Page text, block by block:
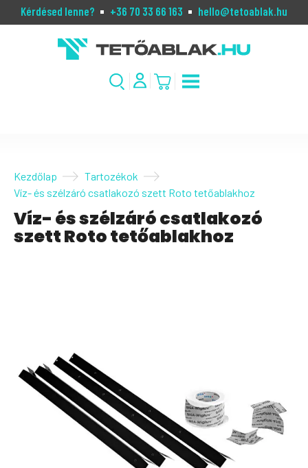
Kérdésed lenne? +36 70 33 66 163 hello@tetoablak.hu
Kezdőlap
Tartozékok
Víz- és szélzáró csatlakozó szett Roto tetőablakhoz
Víz- és szélzáró csatlakozó
szett Roto tetőablakhoz